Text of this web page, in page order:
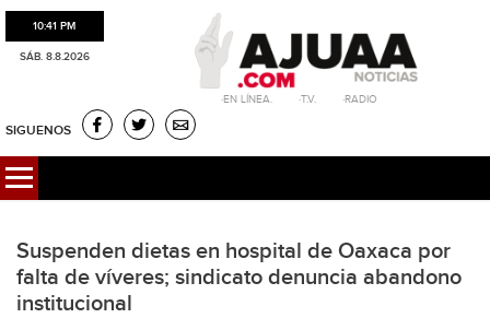
10:41 PM
SÁB. 8.8.2026
·EN LÍNEA. ·T.V. ·RADIO
SIGUENOS
Suspenden dietas en hospital de Oaxaca por
falta de víveres; sindicato denuncia abandono
institucional